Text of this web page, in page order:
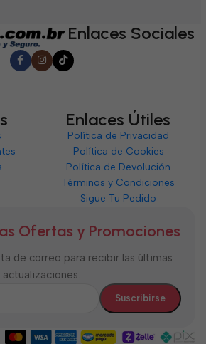
Enlaces Sociales
Enlaces Útiles
Política de Privacidad
Política de Cookies
Política de Devolución
Términos y Condiciones
Sigue Tu Pedido
Ofertas y Promociones
de correo para recibir las últimas
actualizaciones.